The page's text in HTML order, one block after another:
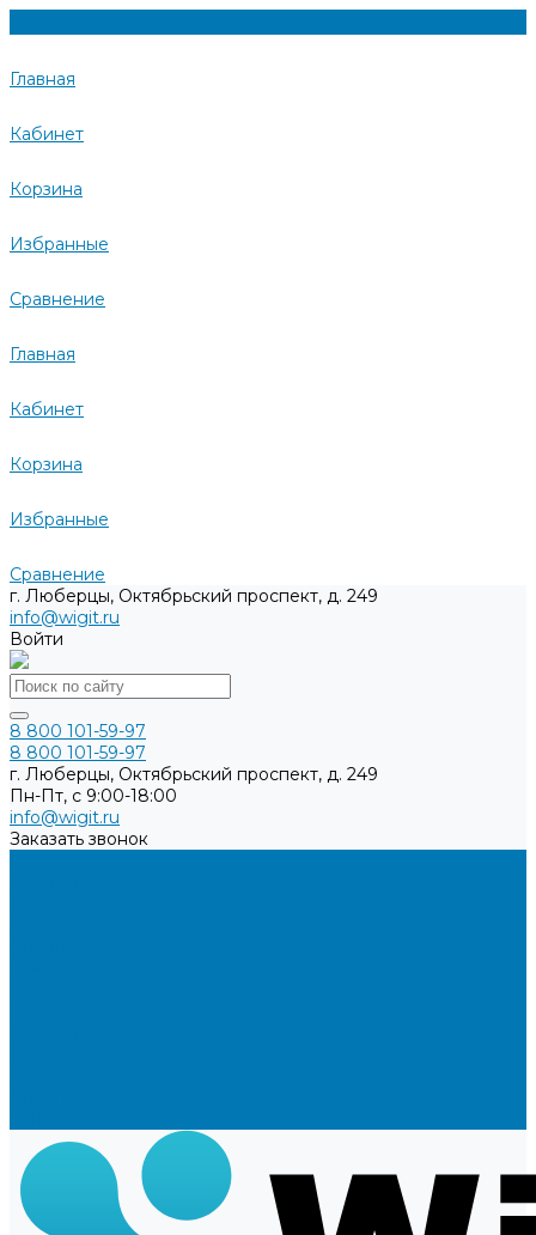
Главная
Кабинет
Корзина
Избранные
Сравнение
Главная
Кабинет
Корзина
Избранные
Сравнение
г. Люберцы, Октябрьский проспект, д. 249
info@wigit.ru
Войти
8 800 101-59-97
8 800 101-59-97
г. Люберцы, Октябрьский проспект, д. 249
Пн-Пт, с 9:00-18:00
info@wigit.ru
Заказать звонок